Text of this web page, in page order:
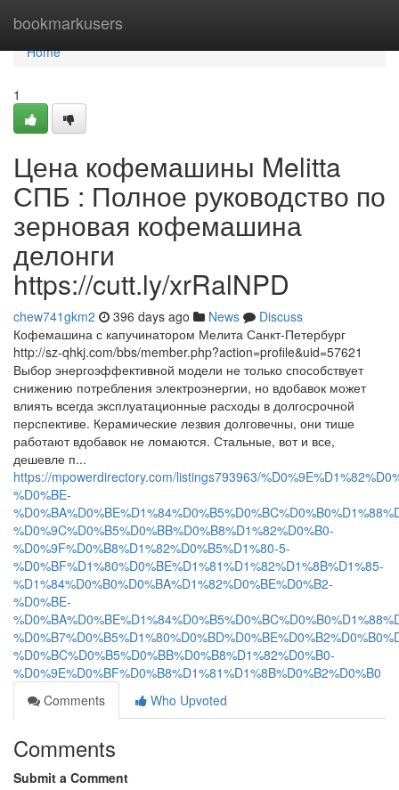
bookmarkusers
Home
Home
1
Цена кофемашины Melitta
СПБ : Полное руководство по
зерновая кофемашина
делонги
https://cutt.ly/xrRalNPD
chew741gkm2 396 days ago News
Discuss
Кофемашина с капучинатором Мелита Санкт-Петербург
http://sz-qhkj.com/bbs/member.php?action=profile&uid=57621
Выбор энергоэффективной модели не только способствует
снижению потребления электроэнергии, но вдобавок может
влиять всегда эксплуатационные расходы в долгосрочной
перспективе. Керамические лезвия долговечны, они тише
работают вдобавок не ломаются. Стальные, вот и все,
дешевле п...
https://mpowerdirectory.com/listings793963/
%D0%BE-
%D0%9C%D0%B5%D0%BB%D0%B8%D1%82%D0%B0-
%D0%9F%D0%B8%D1%82%D0%B5%D1%80-5-
%D0%BF%D1%80%D0%BE%D1%81%D1%82%D1%8B%D1%85-
%D1%84%D0%B0%D0%BA%D1%82%D0%BE%D0%B2-
%D0%BE-
%D0%BC%D0%B5%D0%BB%D0%B8%D1%82%D0%B0-
%D0%9E%D0%BF%D0%B8%D1%81%D1%8B%D0%B2%D0%B0
Comments
Who Upvoted
Comments
Submit a Comment